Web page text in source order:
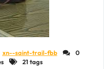
xn--saint-trail-fbb
0
21 tags